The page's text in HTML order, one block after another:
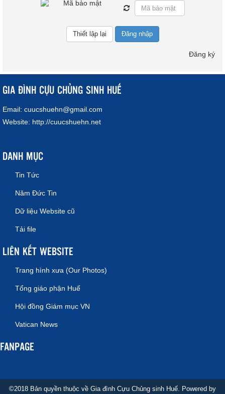
Đăng nhập
Đăng ký
GIA ĐÌNH CỰU CHỦNG SINH HUẾ
Email: cuucshuehn@gmail.com
Website: http://cuucshuehn.net
DANH MỤC
Tin Tức
Năm Đức Tin
Dữ liệu Website cũ
Tải file
LIÊN KẾT WEBSITE
Trang hình xưa (Our Photos)
Tổng giáo phận Huế
Hội đồng Giám mục VN
Vatican News
FANPAGE
©2018 Bản quyền thuộc về Gia đình Cựu Chủng sinh Huế. Powered by